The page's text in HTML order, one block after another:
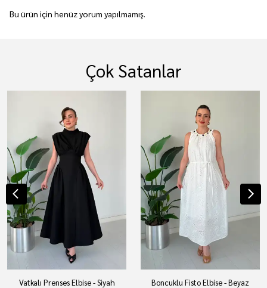
Bu ürün için henüz yorum yapılmamış.
Çok Satanlar
Vatkalı Prenses Elbise - Siyah Boncuklu Fisto Elbise - Beyaz